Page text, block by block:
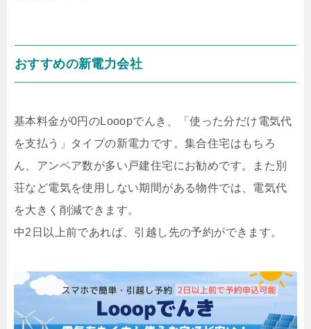
おすすめの新電力会社
基本料金が0円のLooopでんき、「使った分だけ電気代
を支払う」タイプの新電力です。集合住宅はもちろ
ん、アンペア数が多い戸建住宅にお勧めです。また別
荘など電気を使用しない期間がある物件では、電気代
を大きく削減できます。
中2日以上前であれば、引越し先の予約ができます。